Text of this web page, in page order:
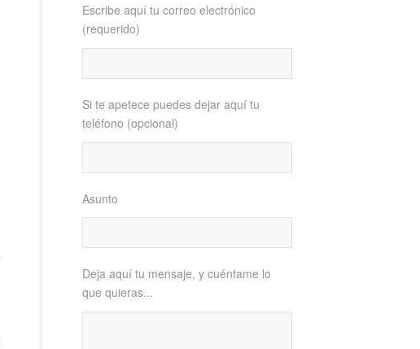
Escribe aquí tu correo electrónico
(requerido)
Si te apetece puedes dejar aquí tu
teléfono (opcional)
Asunto
Deja aquí tu mensaje, y cuéntame lo
que quieras...